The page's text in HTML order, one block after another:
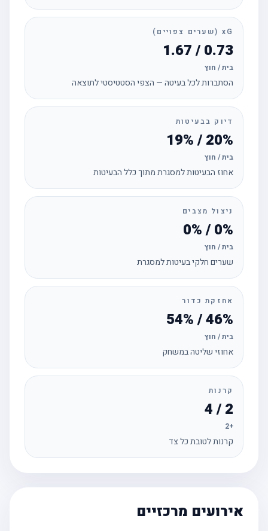
xG (שערים צפויים)
0.73 / 1.67
בית / חוץ
הסתברות לכל בעיטה — הצפי הסטטיסטי לתוצאה
דיוק בבעיטות
20% / 19%
בית / חוץ
אחוז הבעיטות למסגרת מתוך כלל הבעיטות
ניצול מצבים
0% / 0%
בית / חוץ
שערים חלקי בעיטות למסגרת
אחזקת כדור
46% / 54%
בית / חוץ
אחוזי שליטה במשחק
קרנות
קרנות לטובת כל צד
אירועים מרכזיים